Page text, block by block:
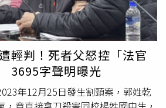
邦快遞 公司及其關聯公司「聯邦快遞
）。被告則包括負責徵收關稅的
局」（U.S. Customs and Border
考特（Rodney Scott），以及美國
狀並未說明，自川普去年對大多數
關稅以來，聯邦快遞已支付的款項
輕判！死者父怒控「法官
3695字聲明曝光
年12月25日發生割頸案，郭姓乾